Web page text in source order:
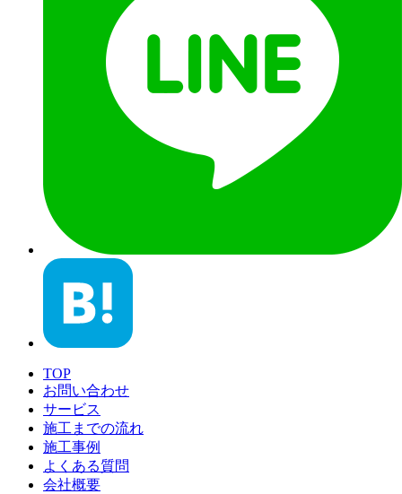
TOP
お問い合わせ
サービス
施工までの流れ
施工事例
よくある質問
会社概要